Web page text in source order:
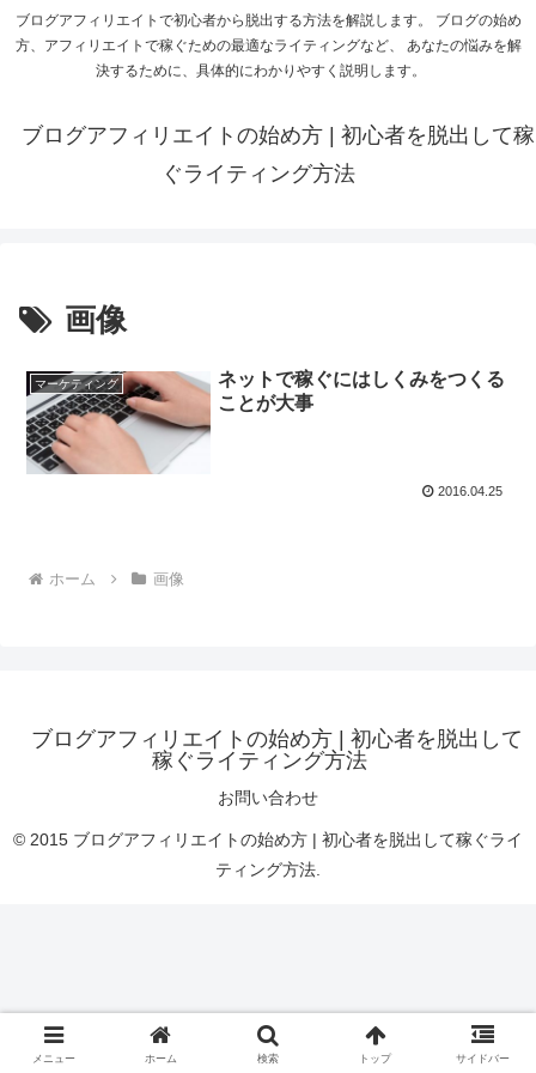
ブログアフィリエイトで初心者から脱出する方法を解説します。 ブログの始め
方、アフィリエイトで稼ぐための最適なライティングなど、 あなたの悩みを解
決するために、具体的にわかりやすく説明します。
ブログアフィリエイトの始め方 | 初心者を脱出して稼
ぐライティング方法
画像
マーケティング
ネットで稼ぐにはしくみをつくる
ことが大事
2016.04.25
ホーム 画像
ブログアフィリエイトの始め方 | 初心者を脱出して
稼ぐライティング方法
お問い合わせ
© 2015 ブログアフィリエイトの始め方 | 初心者を脱出して稼ぐライ
ティング方法.
メニュー ホーム 検索 トップ サイドバー